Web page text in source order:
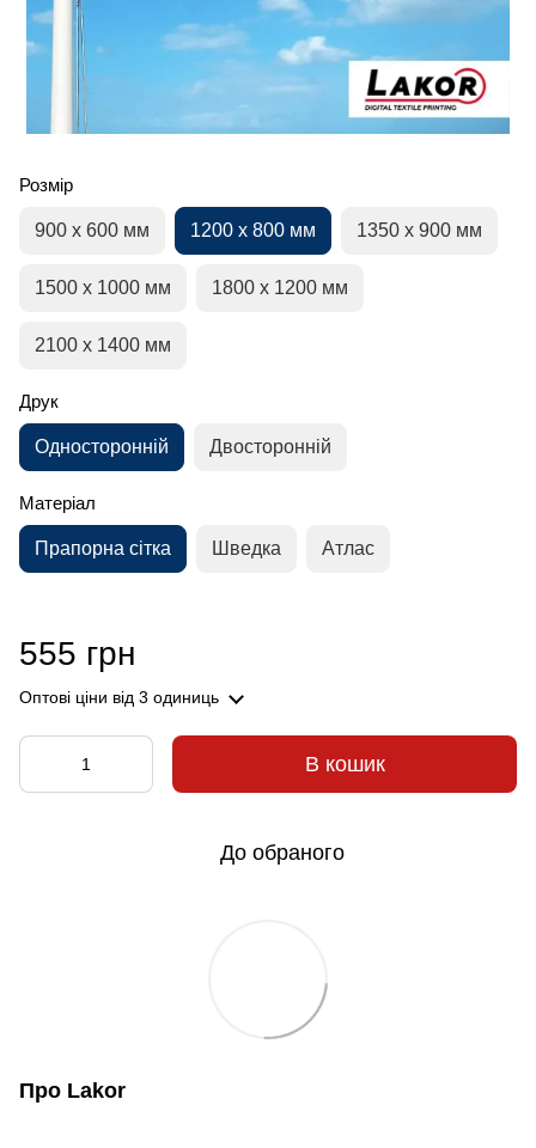
Розмір
900 х 600 мм 1200 х 800 мм 1350 х 900 мм
1500 х 1000 мм 1800 х 1200 мм
2100 х 1400 мм
Друк
Односторонній Двосторонній
Матеріал
Прапорна сітка Шведка Атлас
555 грн
Оптові ціни від 3 одиниць
В кошик
До обраного
Про Lakor